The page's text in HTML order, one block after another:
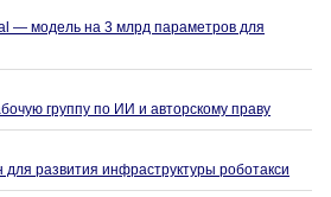
— модель на 3 млрд параметров для
группу по ИИ и авторскому праву
развития инфраструктуры роботакси